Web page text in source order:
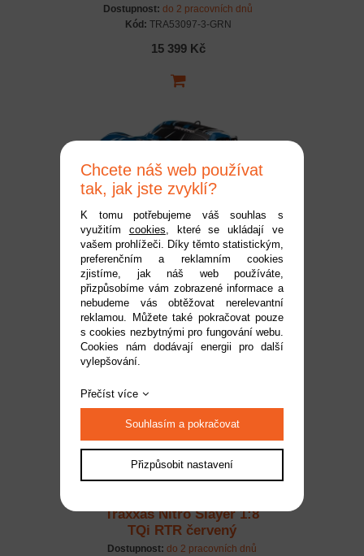
Dostupnost: do 2 pracovních dnů
Kód: TRA53097-3-GRN
15 399 Kč
Traxxas Nitro Slayer 1:8
RTR modrý
Dostupnost:
do 2 pracovních dnů
Kód: TRA59076-3-BLU
13 899 Kč
Traxxas Nitro Slayer 1:8
TQi RTR červený
Dostupnost: do 2 pracovních dnů
Chcete náš web používat
tak, jak jste zvyklí?
K tomu potřebujeme váš souhlas s
využitím cookies, které se ukládají ve
vašem prohlížeči. Díky těmto statistickým,
preferenčním a reklamním cookies
zjistíme, jak náš web používáte,
přizpůsobíme vám zobrazené informace a
nebudeme vás obtěžovat nerelevantní
reklamou. Můžete také pokračovat pouze
s cookies nezbytnými pro fungování webu.
Cookies nám dodávají energii pro další
vylepšování.
Přečíst více
Souhlasím a pokračovat
Přizpůsobit nastavení